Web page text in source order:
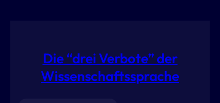
Die “drei Verbote” der
Wissenschaftssprache